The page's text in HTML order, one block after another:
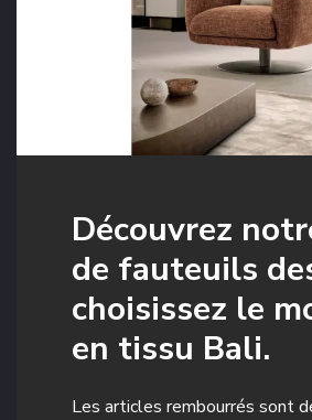
Découvrez
de fauteuils
choisissez le
en tissu Bali.
Les articles rembourrés sont